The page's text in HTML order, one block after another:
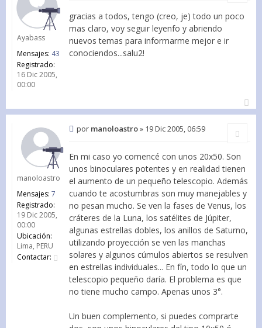
Ayabass
Mensajes: 43
Registrado:
16 Dic 2005,
00:00
gracias a todos, tengo (creo, je) todo un poco
mas claro, voy seguir leyenfo y abriendo
nuevos temas para informarme mejor e ir
conociendos...salu2!
manoloastro
Mensajes: 7
Registrado:
19 Dic 2005,
00:00
Ubicación:
Lima, PERU
Contactar:
Citar
por manoloastro» 19 Dic 2005, 06:59
En mi caso yo comencé con unos 20x50. Son
unos binoculares potentes y en realidad tienen
el aumento de un pequeño telescopio. Además
cuando te acostumbras son muy manejables y
no pesan mucho. Se ven la fases de Venus, los
cráteres de la Luna, los satélites de Júpiter,
algunas estrellas dobles, los anillos de Saturno,
utilizando proyección se ven las manchas
solares y algunos cúmulos abiertos se resulven
en estrellas individuales... En fín, todo lo que un
telescopio pequeño daría. El problema es que
no tiene mucho campo. Apenas unos 3°.
Un buen complemento, si puedes comprarte